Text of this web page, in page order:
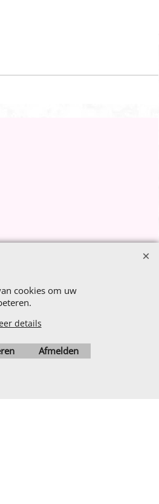
webwinkel
software.
cookies om uw
details
Afmelden